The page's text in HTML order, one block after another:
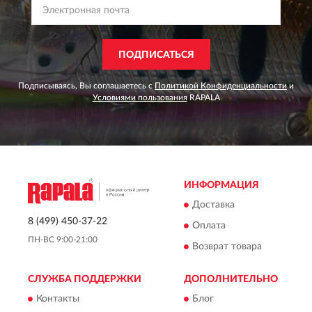
ПОДПИСАТЬСЯ
Подписываясь, Вы соглашаетесь сПолитикой Конфиденциальности и
Условиями пользованияRAPALA
8 (499) 450-37-22
ПН-ВС 9:00-21:00
ИНФОРМАЦИЯ
Доставка
Оплата
Возврат товара
СЛУЖБА ПОДДЕРЖКИ
Контакты
ДОПОЛНИТЕЛЬНО
Блог